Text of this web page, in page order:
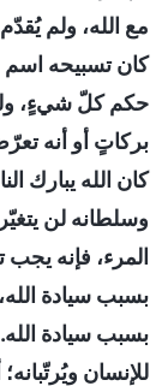
مع الله، ولم
كان تسبيحه اسم
حكم كلّ شيءٍ،
بركاتٍ أو أنه
كان الله يبارك
وسلطانه لن
المرء، فإنه يجب
بسبب سيادة
بسبب سيادة
للإنسان